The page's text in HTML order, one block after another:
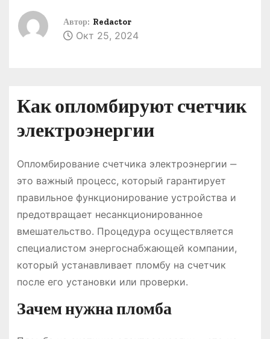
Автор: Redactor
Окт 25, 2024
Как опломбируют счетчик
электроэнергии
Опломбирование счетчика электроэнергии ‒
это важный процесс, который гарантирует
правильное функционирование устройства и
предотвращает несанкционированное
вмешательство. Процедура осуществляется
специалистом энергоснабжающей компании,
который устанавливает пломбу на счетчик
после его установки или проверки.
Зачем нужна пломба